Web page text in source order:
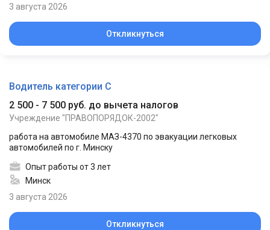
3 августа 2026
Откликнуться
Водитель категории С
2 500 - 7 500 руб. до вычета налогов
Учреждение "ПРАВОПОРЯДОК-2002"
работа на автомобиле МАЗ-4370 по эвакуации легковых
автомобилей по г. Минску
Опыт работы от 3 лет
Минск
3 августа 2026
Откликнуться